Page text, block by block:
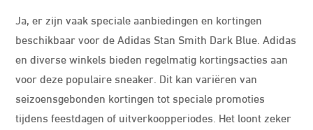
Ja, er zijn vaak speciale aanbiedingen en kortingen
beschikbaar voor de Adidas Stan Smith Dark Blue. Adidas
en diverse winkels bieden regelmatig kortingsacties aan
voor deze populaire sneaker. Dit kan variëren van
seizoensgebonden kortingen tot speciale promoties
tijdens feestdagen of uitverkoopperiodes. Het loont zeker